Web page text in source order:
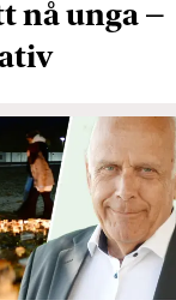
nå unga –